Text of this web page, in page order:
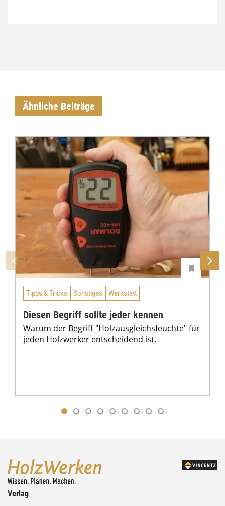
Ähnliche Beiträge
Tipps & Tricks Sonstiges Werkstatt
Diesen Begriff sollte jeder kennen
Warum der Begriff "Holzausgleichsfeuchte" für
jeden Holzwerker entscheidend ist.
Verlag